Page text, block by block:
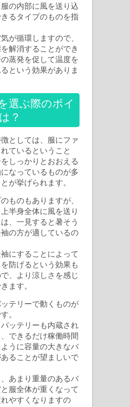
の内部に風を送り込
るタイプのものを指
が循環しますので、
解消することができ
蒸発を促して温度を
という効果がありま
選ぶ際のポイ
？
としては、服にファ
ているということ
しっかりとおおえる
なっているものが多
が挙げられます。
ものもありますが、
半身全体に風を送り
、一見すると暑そう
の方が適しているの
にすることによって
防げるという効果も
、より涼しさを感じ
ます。
テリーで動くものが
。
ッテリーも内蔵され
できるだけ稼働時間
うに容量の大きなバ
ることが望ましいで
あまり重量のあるバ
服全体が重くなって
やすくなりますの